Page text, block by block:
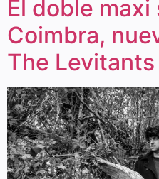
El doble maxi
Coimbra,
The Levitants